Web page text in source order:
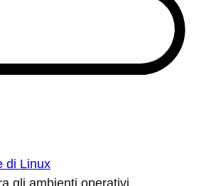
di Linux
gli ambienti operativi.